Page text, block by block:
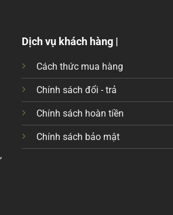
Dịch vụ khách hàng |
Cách thức mua hàng
Chính sách đổi - trả
Chính sách hoàn tiền
Chính sách bảo mật